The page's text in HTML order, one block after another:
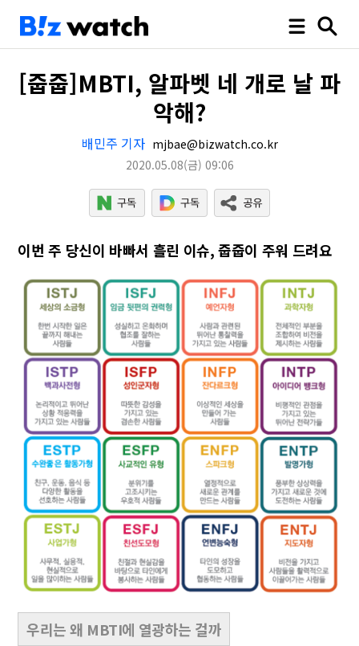
[줍줍]MBTI, 알파벳 네 개로 날 파
악해?
배민주 기자 mjbae@bizwatch.co.kr
2020.05.08(금) 09:06
이번 주 당신이 바빠서 흘린 이슈, 줍줍이 주워 드려요
우리는왜 MBTI에 열광하는 걸까